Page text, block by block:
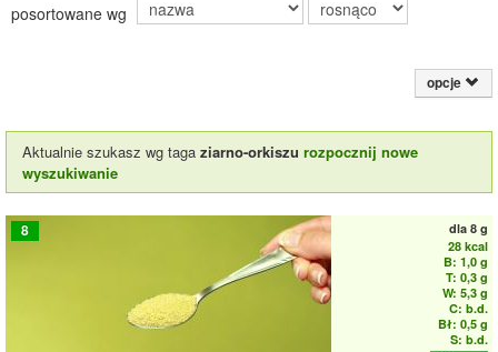
Słownik
posortowane wg
opcje
Aktualnie szukasz wg taga ziarno-orkiszu rozpocznij nowe
wyszukiwanie
8 dla 8 g
28 kcal
B: 1,0 g
T: 0,3 g
W: 5,3 g
C: b.d.
Bł: 0,5 g
S: b.d.